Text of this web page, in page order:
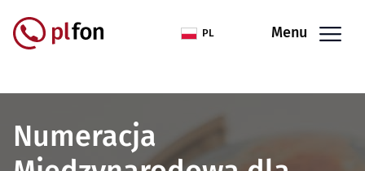
PL Menu
Numeracja